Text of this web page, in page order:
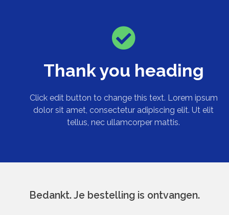
Thank you heading
Click edit button to change this text. Lorem ipsum
dolor sit amet, consectetur adipiscing elit. Ut elit
tellus, nec ullamcorper mattis.
Bedankt. Je bestelling is ontvangen.